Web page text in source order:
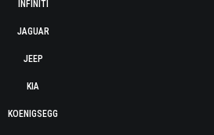
INFINITI
JAGUAR
JEEP
KIA
KOENIGSEGG